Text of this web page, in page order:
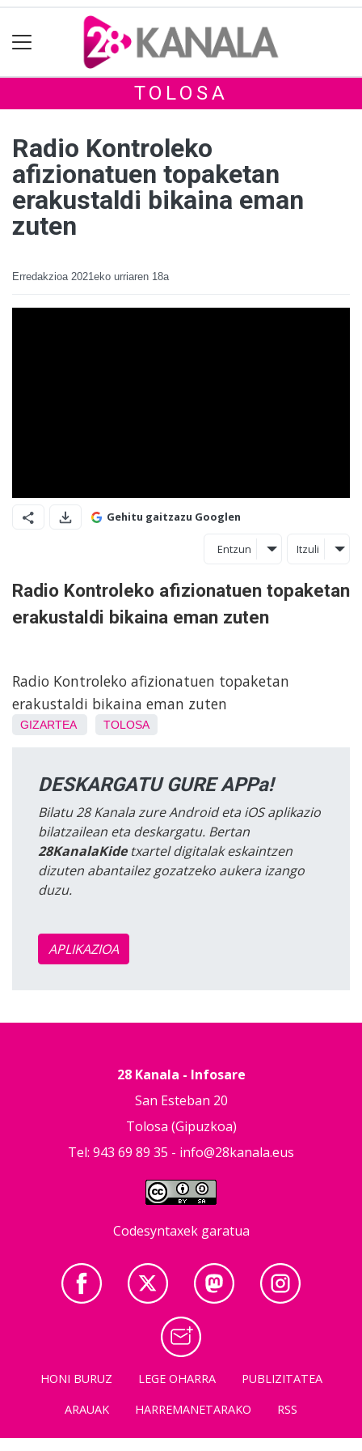
TOLOSA
Radio Kontroleko
afizionatuen topaketan
erakustaldi bikaina eman
zuten
Erredakzioa 2021eko urriaren 18a
Gehitu gaitzazu Googlen
Entzun Itzuli
Radio Kontroleko afizionatuen topaketan
erakustaldi bikaina eman zuten
Radio Kontroleko afizionatuen topaketan
erakustaldi bikaina eman zuten
GIZARTEA TOLOSA
DESKARGATU GURE APPa!
Bilatu 28 Kanala zure Android eta iOS aplikazio
bilatzailean eta deskargatu. Bertan
28KanalaKidetxartel digitalak eskaintzen
dizuten abantailez gozatzeko aukera izango
duzu.
APLIKAZIOA
28 Kanala - Infosare
San Esteban 20
Tolosa (Gipuzkoa)
Tel: 943 69 89 35 - info@28kanala.eus
Codesyntaxek garatua
HONI BURUZ LEGE OHARRA
PUBLIZITATEA
ARAUAK
HARREMANETARAKO RSS